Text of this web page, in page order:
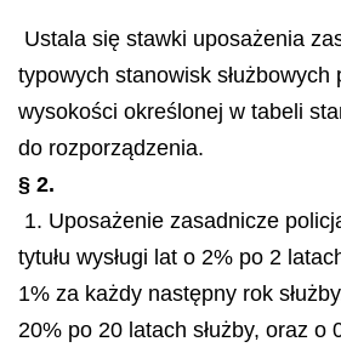
Ustala się stawki uposażenia
typowych stanowisk służbowych
wysokości określonej w tabeli
do rozporządzenia.
§ 2.
1. Uposażenie zasadnicze
tytułu wysługi lat o 2% po 2
1% za każdy następny rok
20% po 20 latach służby, oraz o